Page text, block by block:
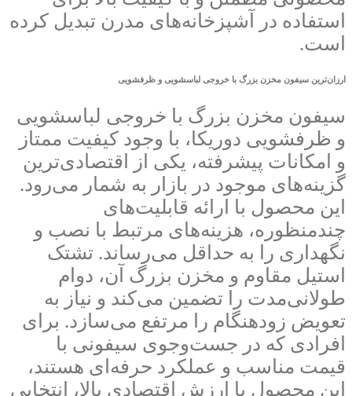
استفاده در آشپزخانه‌های مدرن تبدیل کرده
است.
ارزان‌ترین سیفون مخزن بزرگ با خروجی لباسشویی و ظرفشویی
سیفون مخزن بزرگ با خروجی لباسشویی
و ظرفشویی دوریکا، با وجود کیفیت ممتاز
و امکانات پیشرفته، یکی از اقتصادی‌ترین
گزینه‌های موجود در بازار به شمار می‌رود.
این محصول با ارائه قابلیت‌های
چندمنظوره، هزینه‌های مرتبط با نصب و
نگهداری را به حداقل می‌رساند. تشتک
استیل مقاوم و مخزن بزرگ آن، دوام
طولانی‌مدت را تضمین می‌کند و نیاز به
تعویض زودهنگام را مرتفع می‌سازد. برای
افرادی که در جست‌وجوی سیفونی با
قیمت مناسب و عملکرد حرفه‌ای هستند،
این محصول با ارزش اقتصادی بالا، انتخابی